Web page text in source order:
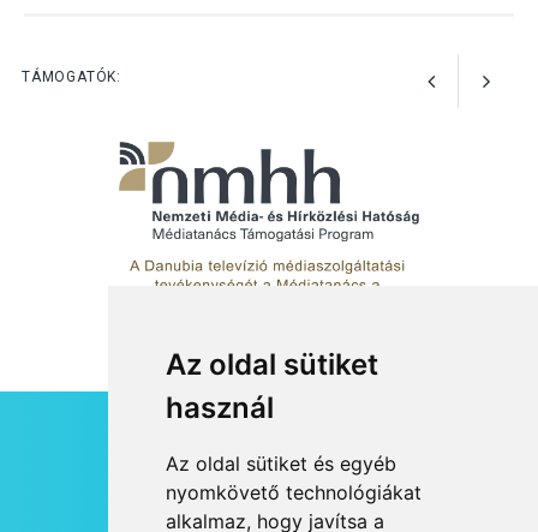
Az oldal sütiket
használ
Az oldal sütiket és egyéb
nyomkövető technológiákat
alkalmaz, hogy javítsa a
TÁMOGATÓK:
RSS
JOGI NYILATKOZAT